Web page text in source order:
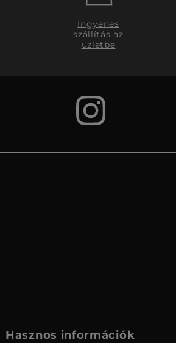
Ingyenes
szállítás az
üzletbe
Hasznos információk